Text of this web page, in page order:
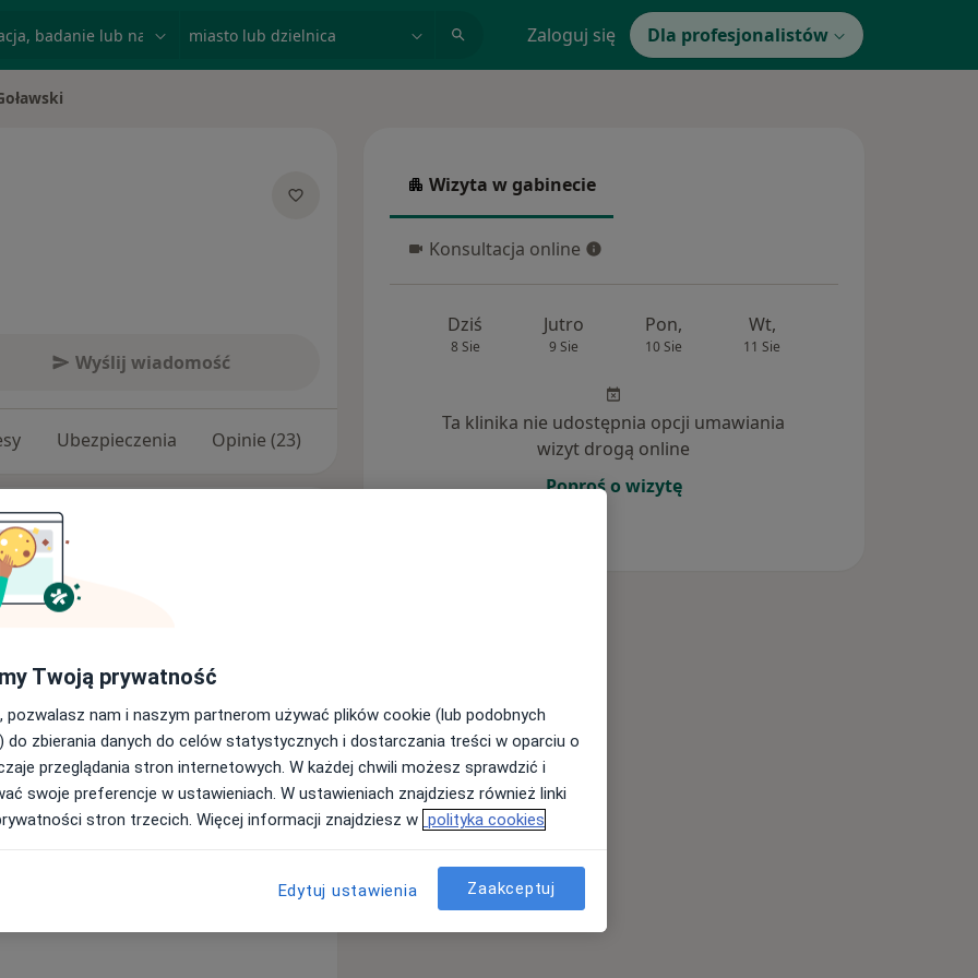
Zaloguj się Dla profesjonalistów
Wyślij wiadomość
Ubezpieczenia Opinie (23)
w trakcie czteroletniej szkoły
(CBT). Ukończyłem również
Rozwiązaniach. Pracuję
że kluczem do skutecznej terapii jest
opowiem Ci trochę o sobie. Być
Pracuję z osobami
które doświadczają: • obniżonego
• stresu • problemów w relacjach
osamotnienia • nadmiernego
natręctw) • lęku uogólnionego •
i psychicznych. Ukończyłem
im. Adama Mickiewicza w
psychicznych. W pracy
pasją do oglądania seriali a
w diagnozie i wspieraniu
Klinicznym im. Karola Jonschera
+16a11y_sr_more_diseases
Wizyta w gabinecie
Wizyta w gabinecie
Konsultacja online
Konsultacja online
Dziś
8 Sie
Jutro
9 Sie
Pon,
10 Sie
Wt,
11 Sie
Ta klinika nie udostępnia opcji umawiania
wizyt drogą online
Poproś o wizytę
Twoją prywatność
pozwalasz nam i naszym partnerom używać plików cookie (lub podobnych
do zbierania danych do celów statystycznych i dostarczania treści w oparciu o
przeglądania stron internetowych. W każdej chwili możesz sprawdzić i
swoje preferencje w ustawieniach. W ustawieniach znajdziesz również linki
stron trzecich. Więcej informacji znajdziesz w polityka cookies
Edytuj ustawienia Zaakceptuj